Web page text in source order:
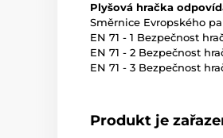
Plyšová hračka
Směrnice Evropského
EN 71 - 1 Bezpečnost
EN 71 - 2 Bezpečnost
EN 71 - 3 Bezpečnost
Produkt je